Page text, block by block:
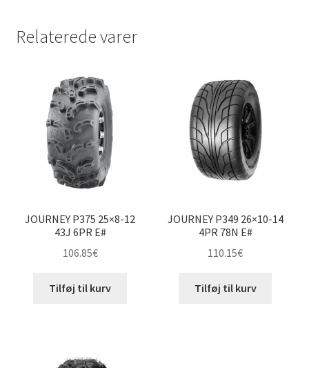
Relaterede varer
JOURNEY P375 25×8-12
43J 6PR E#
106.85€
Tilføj til kurv
JOURNEY P349 26×10-14
4PR 78N E#
110.15€
Tilføj til kurv